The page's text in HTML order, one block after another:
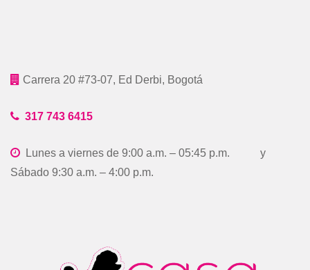
Carrera 20 #73-07, Ed Derbi, Bogotá
317 743 6415
Lunes a viernes de 9:00 a.m. – 05:45 p.m. y
Sábado 9:30 a.m. – 4:00 p.m.